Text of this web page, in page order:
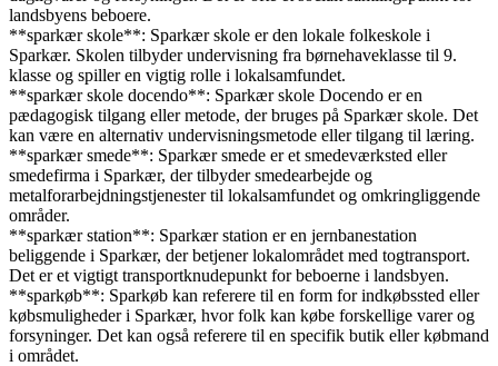
landsbyens beboere.
**sparkær skole**: Sparkær skole er den lokale folkeskole i
Sparkær. Skolen tilbyder undervisning fra børnehaveklasse til 9.
klasse og spiller en vigtig rolle i lokalsamfundet.
**sparkær skole docendo**: Sparkær skole Docendo er en
pædagogisk tilgang eller metode, der bruges på Sparkær skole. Det
kan være en alternativ undervisningsmetode eller tilgang til læring.
**sparkær smede**: Sparkær smede er et smedeværksted eller
smedefirma i Sparkær, der tilbyder smedearbejde og
metalforarbejdningstjenester til lokalsamfundet og omkringliggende
områder.
**sparkær station**: Sparkær station er en jernbanestation
beliggende i Sparkær, der betjener lokalområdet med togtransport.
Det er et vigtigt transportknudepunkt for beboerne i landsbyen.
**sparkøb**: Sparkøb kan referere til en form for indkøbssted eller
købsmuligheder i Sparkær, hvor folk kan købe forskellige varer og
forsyninger. Det kan også referere til en specifik butik eller købmand
i området.